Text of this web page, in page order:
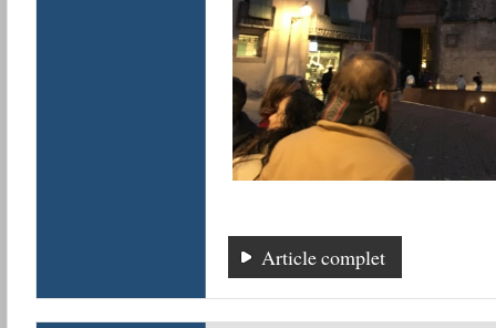
Article complet